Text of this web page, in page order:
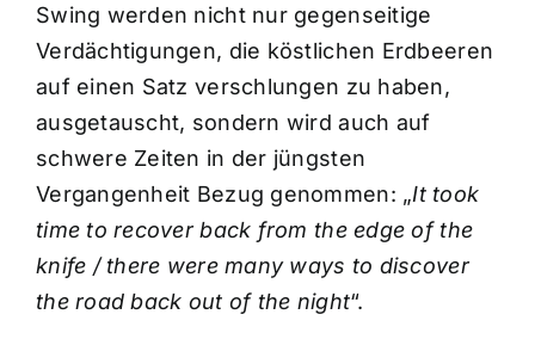
Swing werden nicht nur gegenseitige
Verdächtigungen, die köstlichen Erdbeeren
auf einen Satz verschlungen zu haben,
ausgetauscht, sondern wird auch auf
schwere Zeiten in der jüngsten
Vergangenheit Bezug genommen: „It took
time to recover back from the edge of the
knife / there were many ways to discover
the road back out of the night“.